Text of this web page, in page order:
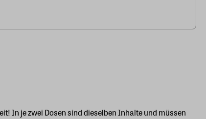
In je zwei Dosen sind dieselben Inhalte und müssen